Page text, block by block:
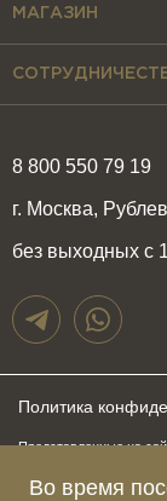
Во время
8 800 550 79 19
г. Москва,
без выходных с
МАГАЗИН
Политика
Представленные на
быть изменены в